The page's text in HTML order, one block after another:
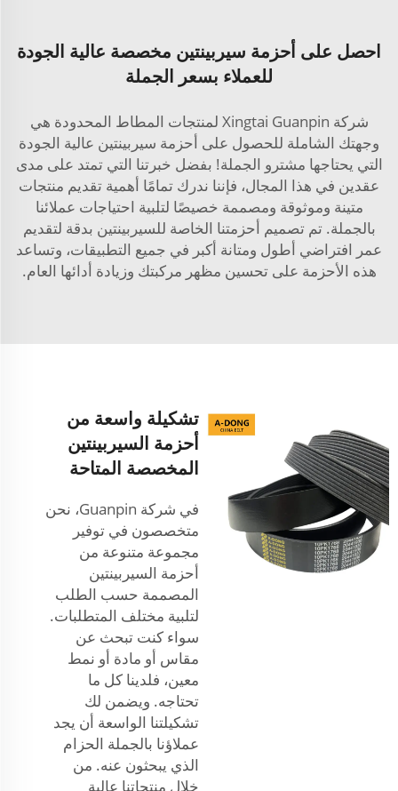
احصل على أحزمة سيربينتين مخصصة عالية الجودة
للعملاء بسعر الجملة
شركة Xingtai Guanpin لمنتجات المطاط المحدودة هي
وجهتك الشاملة للحصول على أحزمة سيربينتين عالية الجودة
التي يحتاجها مشترو الجملة! بفضل خبرتنا التي تمتد على مدى
عقدين في هذا المجال، فإننا ندرك تمامًا أهمية تقديم منتجات
متينة وموثوقة ومصممة خصيصًا لتلبية احتياجات عملائنا
بالجملة. تم تصميم أحزمتنا الخاصة للسيربينتين بدقة لتقديم
عمر افتراضي أطول ومتانة أكبر في جميع التطبيقات، وتساعد
هذه الأحزمة على تحسين مظهر مركبتك وزيادة أدائها العام.
تشكيلة واسعة من
أحزمة السيربينتين
المخصصة المتاحة
في شركة Guanpin، نحن
متخصصون في توفير
مجموعة متنوعة من
أحزمة السيربينتين
المصممة حسب الطلب
لتلبية مختلف المتطلبات.
سواء كنت تبحث عن
مقاس أو مادة أو نمط
معين، فلدينا كل ما
تحتاجه. ويضمن لك
تشكيلتنا الواسعة أن يجد
عملاؤنا بالجملة الحزام
الذي يبحثون عنه. من
خلال منتجاتنا عالية